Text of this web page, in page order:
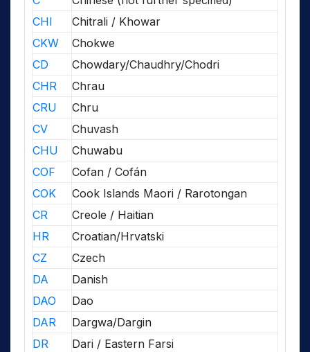
CHI
Chitrali / Khowar
CKW
Chokwe
CD
Chowdary/Chaudhry/Chodri
CHR
Chrau
CRU
Chru
CV
Chuvash
CHU
Chuwabu
COF
Cofan / Cofán
COK
Cook Islands Maori / Rarotongan
CR
Creole / Haitian
HR
Croatian/Hrvatski
CZ
Czech
DA
Danish
DAO
Dao
DAR
Dargwa/Dargin
DR
Dari / Eastern Farsi